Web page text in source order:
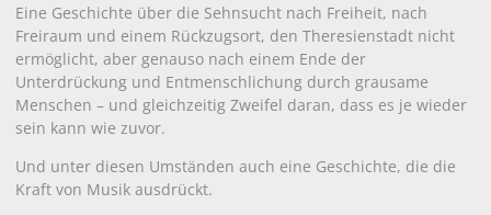
Eine Geschichte über die Sehnsucht nach Freiheit, nach
Freiraum und einem Rückzugsort, den Theresienstadt nicht
ermöglicht, aber genauso nach einem Ende der
Unterdrückung und Entmenschlichung durch grausame
Menschen – und gleichzeitig Zweifel daran, dass es je wieder
sein kann wie zuvor.
Und unter diesen Umständen auch eine Geschichte, die die
Kraft von Musik ausdrückt.